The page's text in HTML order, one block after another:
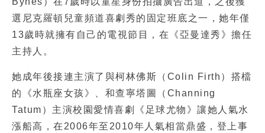
選尼克羅頓兒童頻道喜劇秀的固定班底之一，她年僅
13歲時就擁有自己的電視節目，在《亞曼達秀》擔任
主持人。
她成年後接連主演了與柯林佛斯（Colin Firth）搭檔
的《水瓶座女孩》、和查寧塔圖（Channing
Tatum）主演校園愛情喜劇《足球尤物》讓她人氣水
漲船高，在2006年至2010年人氣相當鼎盛，登上事